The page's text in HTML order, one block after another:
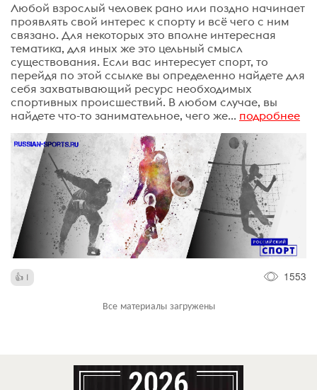
Любой взрослый человек рано или поздно начинает
проявлять свой интерес к спорту и всё чего с ним
связано. Для некоторых это вполне интересная
тематика, для иных же это цельный смысл
существования. Если вас интересует спорт, то
перейдя по этой ссылке вы определенно найдете для
себя захватывающий ресурс необходимых
спортивных происшествий. В любом случае, вы
найдете что-то занимательное, чего же... подробнее
1 1553
Все материалы загружены